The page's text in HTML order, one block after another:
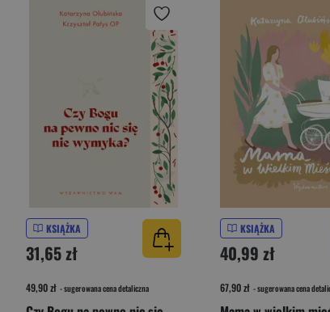
KSIĄŻKA
31,65 zł
49,90 zł - sugerowana cena detaliczna
KSIĄŻKA
40,99 zł
67,90 zł - sugerowana cena